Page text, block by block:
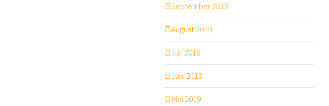
September 2019
August 2019
Juli 2019
Juni 2019
Mai 2019